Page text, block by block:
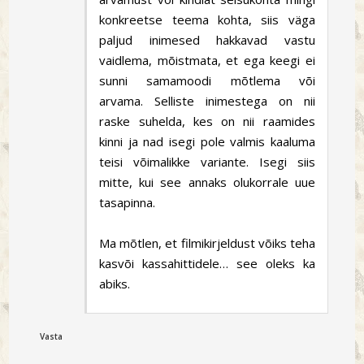
konkreetse teema kohta, siis väga
paljud inimesed hakkavad vastu
vaidlema, mõistmata, et ega keegi ei
sunni samamoodi mõtlema või
arvama. Selliste inimestega on nii
raske suhelda, kes on nii raamides
kinni ja nad isegi pole valmis kaaluma
teisi võimalikke variante. Isegi siis
mitte, kui see annaks olukorrale uue
tasapinna.
Ma mõtlen, et filmikirjeldust võiks teha
kasvõi kassahittidele… see oleks ka
abiks.
Vasta